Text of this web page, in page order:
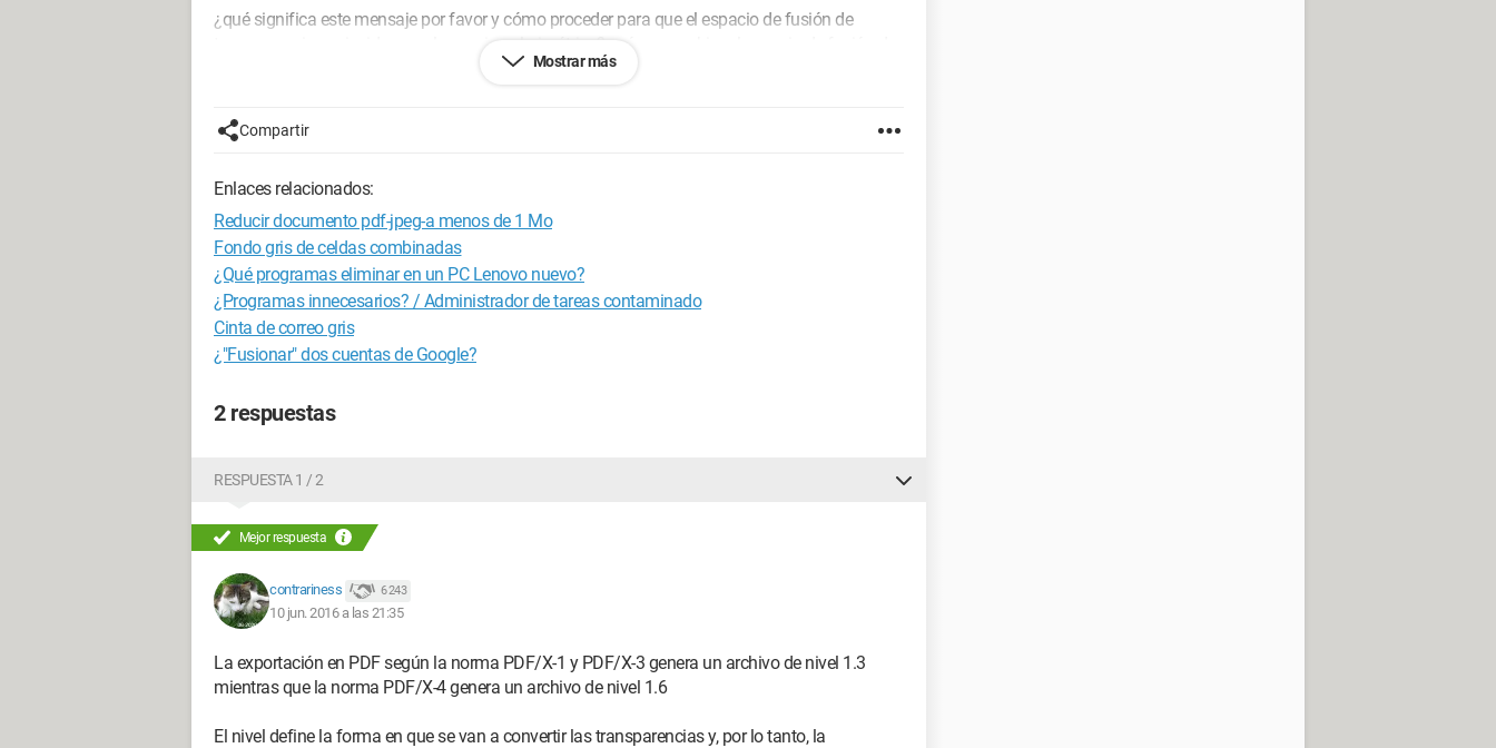
¿qué significa este mensaje por favor y cómo proceder para que el espacio de fusión de
transparencias coincida con el espacio colorimétrico? ¿cómo cambiar el espacio de fusión de
transparencias del documento y el espacio colorimétrico de destino?
gracias de antemano.
Mostrar más
Compartir
Enlaces relacionados:
Reducir documento pdf-jpeg-a menos de 1 Mo
Fondo gris de celdas combinadas
¿Qué programas eliminar en un PC Lenovo nuevo?
¿Programas innecesarios? / Administrador de tareas contaminado
Cinta de correo gris
¿"Fusionar" dos cuentas de Google?
2 respuestas
RESPUESTA 1 / 2
Mejor respuesta
contrariness 6 243
10 jun. 2016 a las 21:35
La exportación en PDF según la norma PDF/X-1 y PDF/X-3 genera un archivo de nivel 1.3
mientras que la norma PDF/X-4 genera un archivo de nivel 1.6
El nivel define la forma en que se van a convertir las transparencias y, por lo tanto, la